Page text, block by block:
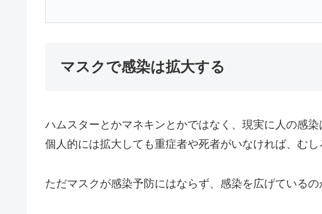
マスクで感染は拡大する
ハムスターとかマネキンとかではなく、現実に人の感染
個人的には拡大しても重症者や死者がいなければ、むし
ただマスクが感染予防にはならず、感染を広げているの